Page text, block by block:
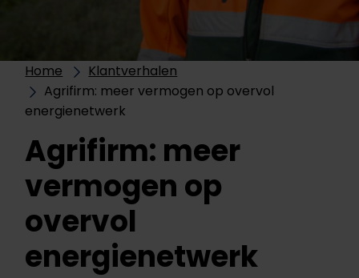
Home
Klantverhalen
Agrifirm: meer vermogen op overvol
energienetwerk
Agrifirm: meer
vermogen op
overvol
energienetwerk